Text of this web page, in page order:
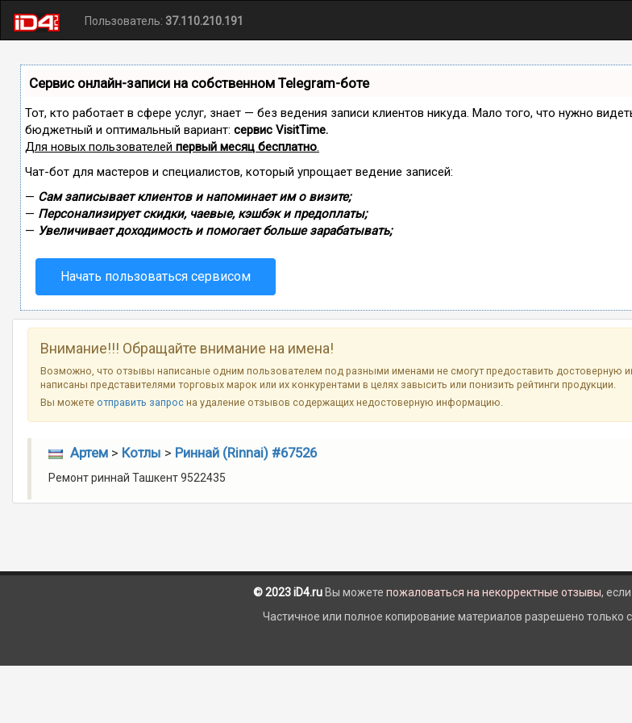
Пользователь: 37.110.210.191
Сервис онлайн-записи на собственном Telegram-боте
Тот, кто работает в сфере услуг, знает — без ведения записи клиентов никуда. Мало того, что нужно
бюджетный и оптимальный вариант: сервис VisitTime.
Для новых пользователей первый месяц бесплатно.
Чат-бот для мастеров и специалистов, который упрощает ведение записей:
— Сам записывает клиентов и напоминает им о визите;
— Персонализирует скидки, чаевые, кэшбэк и предоплаты;
— Увеличивает доходимость и помогает больше зарабатывать;
Начать пользоваться сервисом
Внимание!!! Обращайте внимание на имена!
Возможно, что отзывы написаные одним пользователем под разными именами не смогут предоставить достоверную
написаны представителями торговых марок или их конкурентами в целях завысить или понизить рейтинги продукции.
Вы можетеотправить запрос на удаление отзывов содержащих недостоверную информацию.
Артем> Котлы > Риннай (Rinnai) #67526
Ремонт риннай Ташкент 9522435
© 2023 iD4.ru Вы можете пожаловаться на некорректные отзывы,
Частичное или полное копирование материалов разрешено только